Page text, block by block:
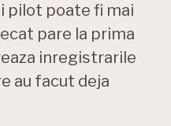
pilot poate fi mai
pare la prima
inregistrarile
au facut deja